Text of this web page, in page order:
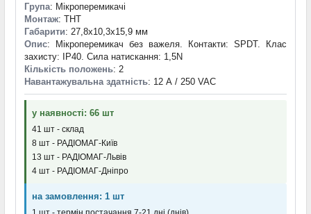
Група: Мікроперемикачі
Монтаж: THT
Габарити: 27,8x10,3x15,9 мм
Опис: Мікроперемикач без важеля. Контакти: SPDT. Клас
захисту: IP40. Сила натискання: 1,5N
Кількість положень: 2
Навантажувальна здатність: 12 А / 250 VAC
у наявності: 66 шт
41 шт - склад
8 шт - РАДІОМАГ-Київ
13 шт - РАДІОМАГ-Львів
4 шт - РАДІОМАГ-Дніпро
на замовлення: 1 шт